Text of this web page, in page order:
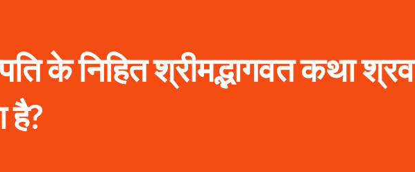
के निहित श्रीमद्भागवत कथा
है?